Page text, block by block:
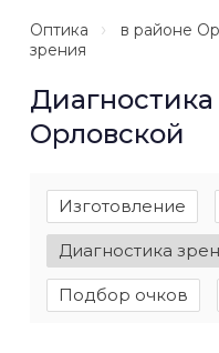
Оптика в районе
зрения
Орловской
Изготовление
Диагностика
Подбор очков